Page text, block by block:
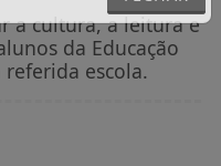
FECHAR
a cultura, a leitura e
da Educação
referida escola.